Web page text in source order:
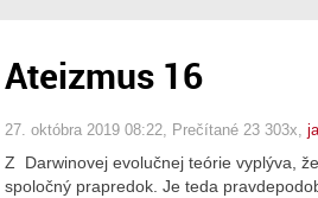
Ateizmus 16
27. októbra 2019 08:22 , Prečítané 23 303x,
Z Darwinovej evolučnej teórie vyplýva,
spoločný prapredok. Je teda